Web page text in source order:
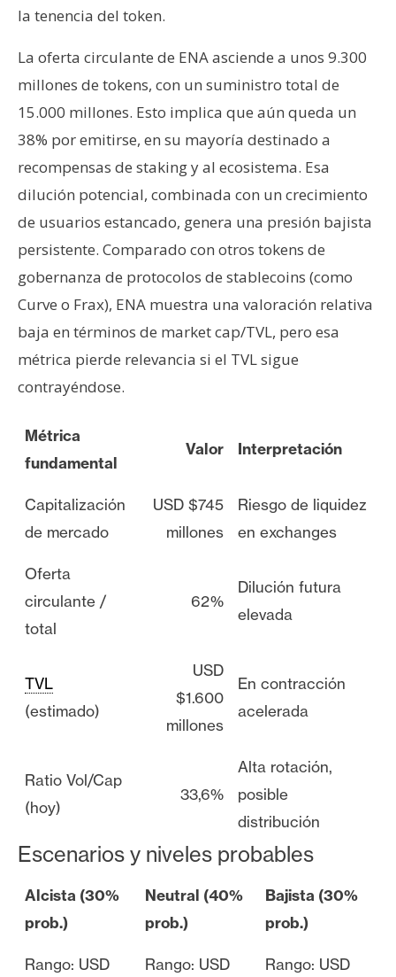
la tenencia del token.
La oferta circulante de ENA asciende a unos 9.300
millones de tokens, con un suministro total de
15.000 millones. Esto implica que aún queda un
38% por emitirse, en su mayoría destinado a
recompensas de staking y al ecosistema. Esa
dilución potencial, combinada con un crecimiento
de usuarios estancado, genera una presión bajista
persistente. Comparado con otros tokens de
gobernanza de protocolos de stablecoins (como
Curve o Frax), ENA muestra una valoración relativa
baja en términos de market cap/TVL, pero esa
métrica pierde relevancia si el TVL sigue
contrayéndose.
Métrica
fundamental
Valor Interpretación
Capitalización
de mercado
USD $745
millones
Riesgo de liquidez
en exchanges
Oferta
circulante /
total
62%
Dilución futura
elevada
TVL
(estimado)
USD
$1.600
millones
En contracción
acelerada
Ratio Vol/Cap
(hoy)
33,6%
Alta rotación,
posible
distribución
Escenarios y niveles probables
Alcista (30%
prob.)
Neutral (40%
prob.)
Bajista (30%
prob.)
Rango: USD Rango: USD Rango: USD